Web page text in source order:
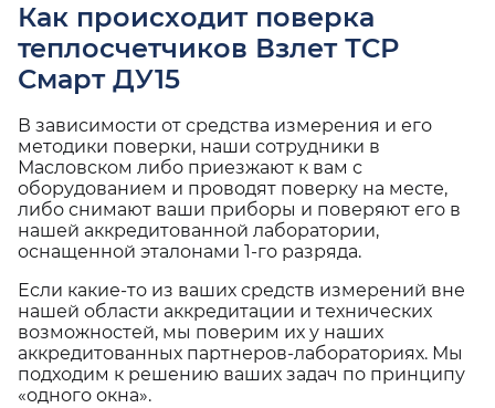
Как происходит поверка
теплосчетчиков Взлет ТСР
Смарт ДУ15
В зависимости от средства измерения и его
методики поверки, наши сотрудники в
Масловском либо приезжают к вам с
оборудованием и проводят поверку на месте,
либо снимают ваши приборы и поверяют его в
нашей аккредитованной лаборатории,
оснащенной эталонами 1-го разряда.
Если какие-то из ваших средств измерений вне
нашей области аккредитации и технических
возможностей, мы поверим их у наших
аккредитованных партнеров-лабораториях. Мы
подходим к решению ваших задач по принципу
«одного окна».